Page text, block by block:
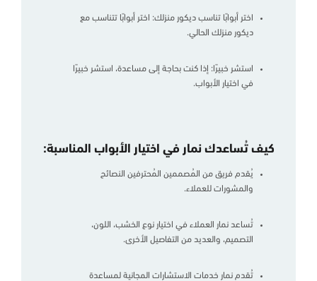
اختر أبوابًا تناسب ديكور منزلك: اختر أبوابًا تتناسب مع
ديكور منزلك الحالي.
استشر خبيرًا: إذا كنت بحاجة إلى مساعدة، استشر خبيرًا
في اختيار الأبواب.
كيف تُساعدك نمار في اختيار الأبواب المناسبة:
يُقدم فريق من المُصممين المُحترفين النصائح
والمشورات للعملاء.
تُساعد نمار العملاء في اختيار نوع الخشب، اللون،
التصميم، والعديد من التفاصيل الأخرى.
تُقدم نمار خدمات الاستشارات المجانية لمساعدة